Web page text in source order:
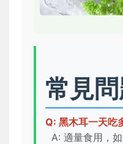
常見
Q: 黑木耳一天吃
A: 適量食用，